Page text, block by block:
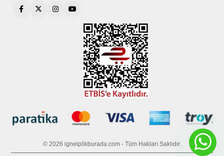
© 2026 igneiplikburada.com - Tüm Hakları Saklıdır.